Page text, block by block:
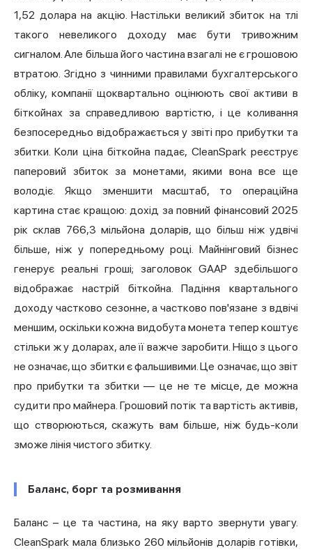
1,52 долара на акцію. Настільки великий збиток на тлі
такого невеликого доходу має бути тривожним
сигналом. Але більша його частина взагалі не є грошовою
втратою. Згідно з чинними правилами бухгалтерського
обліку, компанії щоквартально оцінюють свої активи в
біткойнах за справедливою вартістю, і це коливання
безпосередньо відображається у звіті про прибутки та
збитки. Коли ціна біткойна падає, CleanSpark реєструє
паперовий збиток за монетами, якими вона все ще
володіє. Якщо зменшити масштаб, то операційна
картина стає кращою: дохід за повний фінансовий 2025
рік склав 766,3 мільйона доларів, що більш ніж удвічі
більше, ніж у попередньому році. Майнінговий бізнес
генерує реальні гроші; заголовок GAAP здебільшого
відображає настрій біткойна. Падіння квартального
доходу частково сезонне, а частково пов'язане з вдвічі
меншим, оскільки кожна видобута монета тепер коштує
стільки ж у доларах, але її важче заробити. Ніщо з цього
не означає, що збитки є фальшивими. Це означає, що звіт
про прибутки та збитки — це не те місце, де можна
судити про майнера. Грошовий потік та вартість активів,
що створюються, скажуть вам більше, ніж будь-коли
зможе лінія чистого збитку.
Баланс, борг та розмивання
Баланс – це та частина, на яку варто звернути увагу.
CleanSpark мала близько 260 мільйонів доларів готівки,